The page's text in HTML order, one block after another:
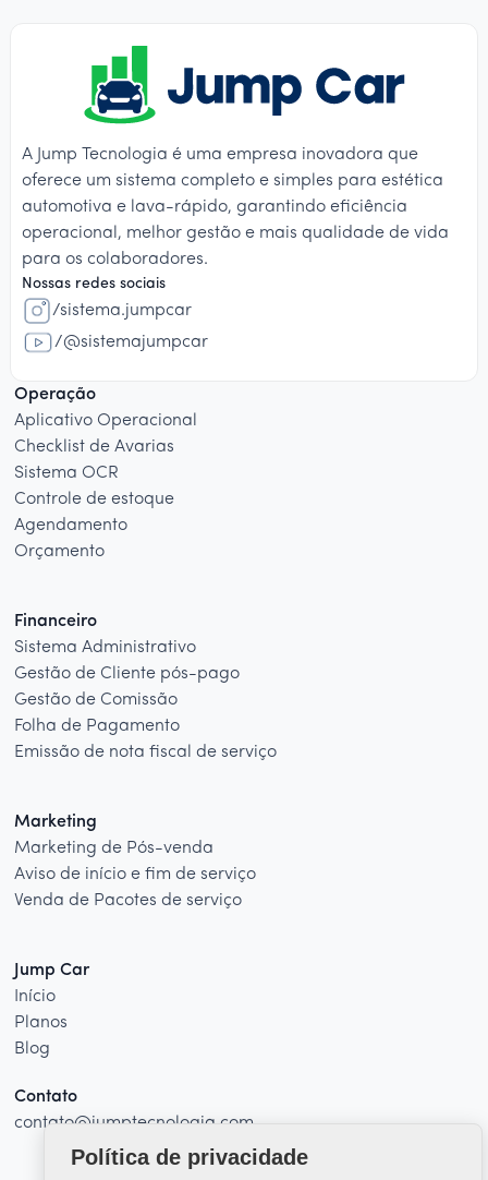
A Jump Tecnologia é uma empresa inovadora que
oferece um sistema completo e simples para estética
automotiva e lava-rápido, garantindo eficiência
operacional, melhor gestão e mais qualidade de vida
para os colaboradores.
Nossas redes sociais
/sistema.jumpcar
/@sistemajumpcar
Operação
Aplicativo Operacional
Checklist de Avarias
Sistema OCR
Controle de estoque
Agendamento
Orçamento
Financeiro
Sistema Administrativo
Gestão de Cliente pós-pago
Gestão de Comissão
Folha de Pagamento
Emissão de nota fiscal de serviço
Marketing
Marketing de Pós-venda
Aviso de início e fim de serviço
Venda de Pacotes de serviço
Jump Car
Início
Planos
Blog
Contato
contato@jumptecnologia.com
Política de privacidade